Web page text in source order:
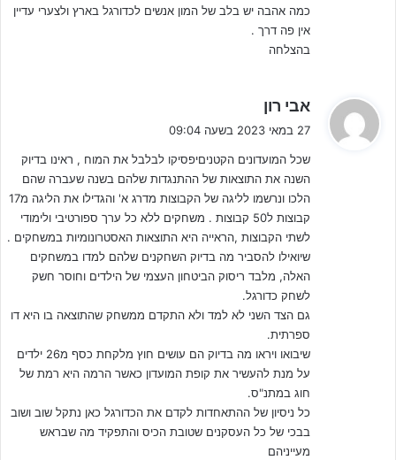
מתוך מצגת של ההתאחדות לכדורגל
בבסיס הטענות עמדה הטענה כי יש במהלך זה מחטף אשר לא קיבל את
אישור וועדת הנוער וישנה דרישה להוריד נושא זה באופן מיידי מסדר
היום: "אנו פונים אליך באופן אישי וישיר כדי להזכיר לך שאתה הבטחת
לפני הבחירות להיות יו״ר ההתאחדות של כולם, של הגדולים ושל
הקטנים. ההתאחדות נמצאת בפני מהלך שירסק את הכדורגל בארץ
וישאיר בה רק את המועדונים הגדולים.
כל היתר יתרסקו, הכדורגל ייהרס ואתה לא רוצה שזה יקרה במשמרת
שלך… היות וקיימת התנגדות גדולה לתוכנית המוצעת מאגודות ומועדונים
רבים מצפון הארץ ועד דרומה וגם קיימת מחלוקת לגבי הצגת התוכנית ואי
קבלת אישור בוועדת הנוער אשתקד, אשר חברים רבים הסתייגו
מהתוכנית ולא מבינים כלל איך היא עברה להנהלת ההתאחדות מבלי
כמה אהבה יש בלב של המון אנשים לכדורגל בארץ ולצערי עדיין
אין פה דרך .
בהצלחה
אבי רון
ג
ב
:
27 במאי 2023 בשעה 09:04
שכל המועדונים הקטניםיפסיקו לבלבל את המוח , ראינו בדיוק
השנה את התוצאות של ההתנגדות שלהם בשנה שעברה שהם
הלכו ונרשמו לליגה של הקבוצות מדרג א' והגדילו את הליגה מ17
קבוצות ל50 קבוצות . משחקים ללא כל ערך ספורטיבי ולימודי
לשתי הקבוצות ,הראייה היא התוצאות האסטרונומיות במשחקים .
שיואילו להסביר מה בדיוק השחקנים שלהם למדו במשחקים
האלה, מלבד ריסוק הביטחון העצמי של הילדים וחוסר חשק
לשחק כדורגל.
גם הצד השני לא למד ולא התקדם ממשחק שהתוצאה בו היא דו
ספרתית.
שיבואו ויראו מה בדיוק הם עושים חוץ מלקחת כסף מ26 ילדים
על מנת להעשיר את קופת המועדון כאשר הרמה היא רמת של
חוג במתנ"ס.
כל ניסיון של ההתאחדות לקדם את הכדורגל כאן נתקל שוב ושוב
בבכי של כל העסקנים שטובת הכיס והתפקיד מה שבראש
מעייניהם